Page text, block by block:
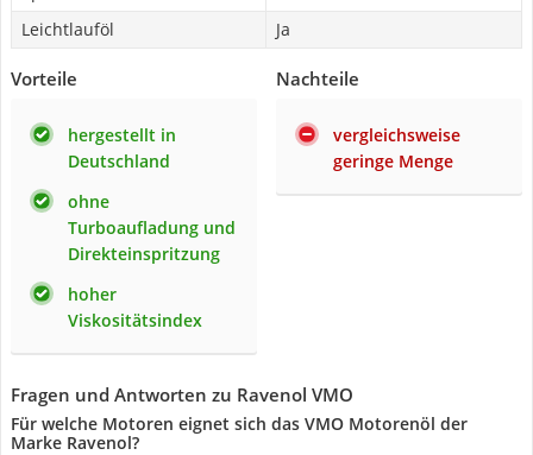
Leichtlauföl Ja
Vorteile
hergestellt in
Deutschland
ohne
Turboaufladung und
Direkteinspritzung
hoher
Viskositätsindex
Nachteile
vergleichsweise
geringe Menge
Fragen und Antworten zu Ravenol VMO
Für welche Motoren eignet sich das VMO Motorenöl der
Marke Ravenol?